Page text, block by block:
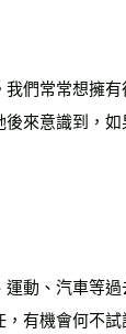
們常常想擁
來意識到，
動、汽車等
有機會何不